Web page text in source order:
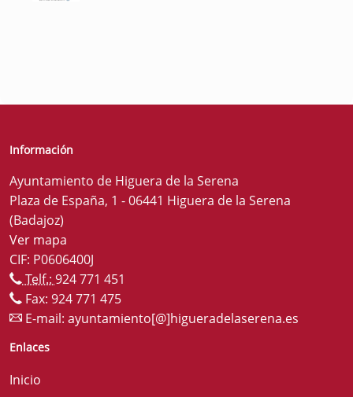
Información
Ayuntamiento de Higuera de la Serena
Plaza de España, 1 - 06441 Higuera de la Serena
(Badajoz)
Ver mapa
CIF: P0606400J
Telf.: 924 771 451
Fax: 924 771 475
E-mail: ayuntamiento[@]higueradelaserena.es
Enlaces
Inicio